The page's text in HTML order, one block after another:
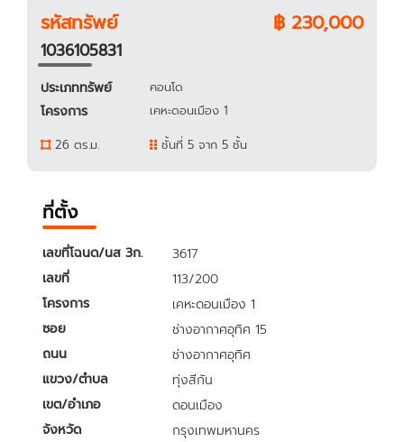
รหัสทรัพย์
1036105831
฿ 230,000
ประเภททรัพย์ คอนโด
โครงการ
เคหะดอนเมือง 1
26 ตร.ม.
ชั้นที่ 5 จาก 5 ชั้น
ที่ตั้ง
เลขที่โฉนด/นส 3ก.
3617
เลขที่
113/200
โครงการ
เคหะดอนเมือง 1
ซอย
ช่างอากาศอุทิศ 15
ถนน
ช่างอากาศอุทิศ
แขวง/ตำบล
ทุ่งสีกัน
เขต/อำเภอ
ดอนเมือง
จังหวัด
กรุงเทพมหานคร